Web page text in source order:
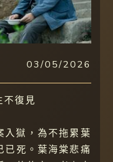
03/05/2026
不復見
獄，為不拖累葉
已死。葉海棠悲痛